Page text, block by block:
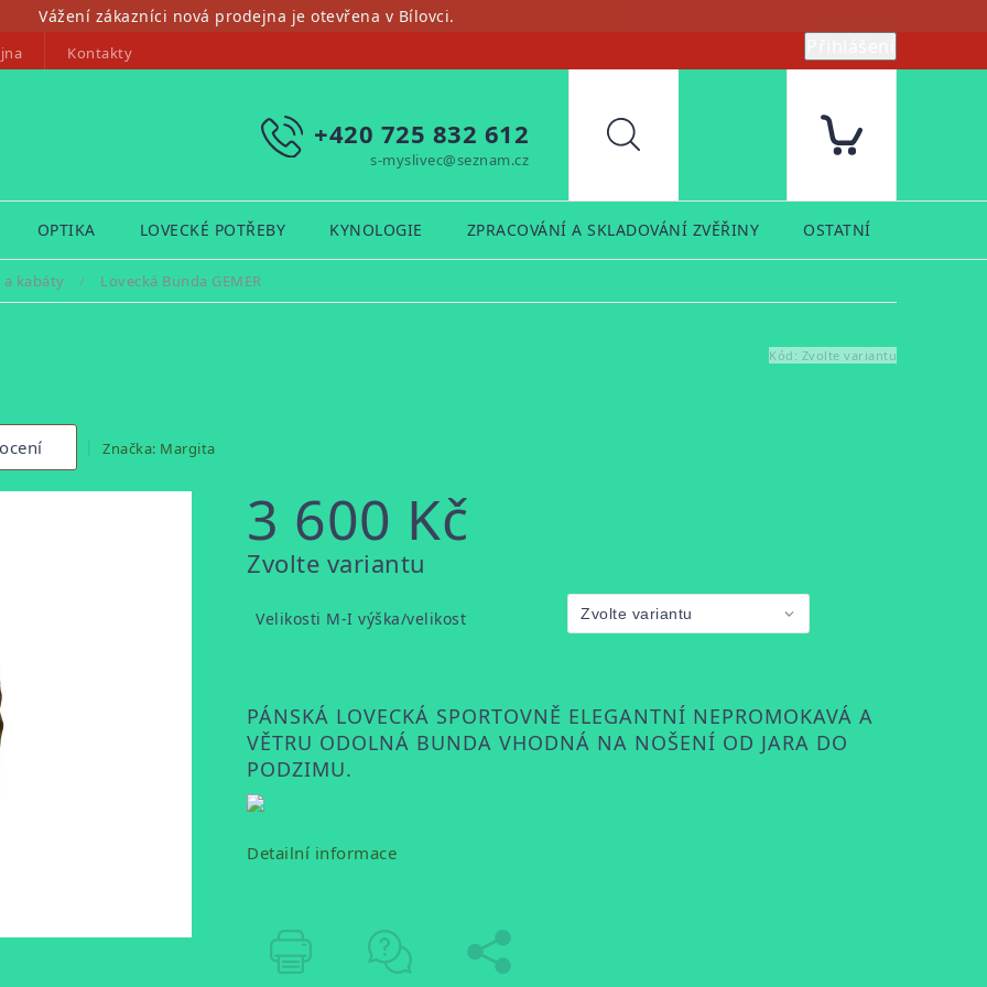
Vážení zákazníci nová prodejna je otevřena v Bílovci.
Kontakty
+420 725 832 612
s-myslivec@seznam.cz
Hledat
OPTIKA LOVECKÉ POTŘEBY KYNOLOGIE ZPRACOVÁNÍ A SKLADOVÁNÍ ZVĚŘINY OSTATNÍ
a kabáty / Lovecká Bunda GEMER
Kód: Zvolte variantu
Značka: Margita
3 600 Kč
Měrná
Zvolte variantu
Velikosti M-I výška/velikost
PÁNSKÁ LOVECKÁ SPORTOVNĚ ELEGANTNÍ NEPROMOKAVÁ A
VĚTRU ODOLNÁ BUNDA VHODNÁ NA NOŠENÍ OD JARA DO
PODZIMU.
Detailní informace